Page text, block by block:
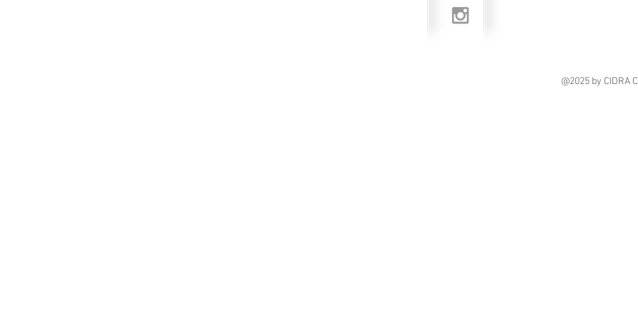
@2025 by CIDRA